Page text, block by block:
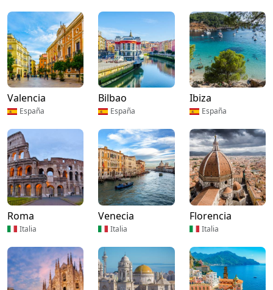
Valencia
España
Bilbao
España
Ibiza
España
Roma
Italia
Venecia
Italia
Florencia
Italia